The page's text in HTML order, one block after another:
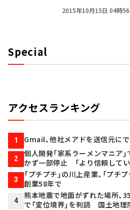
2015年10月15日 04時
Special
アクセスランキング
1 Gmail、他社メアドを送信元に
2
個人開発「家系ラーメンマニア
かず一部停止 「より信頼してい
3
「プチプチ」の川上産業、「プ
創業58年で
4
熊本地震で地面がずれた場所
で「変位境界」を判読 国土地理